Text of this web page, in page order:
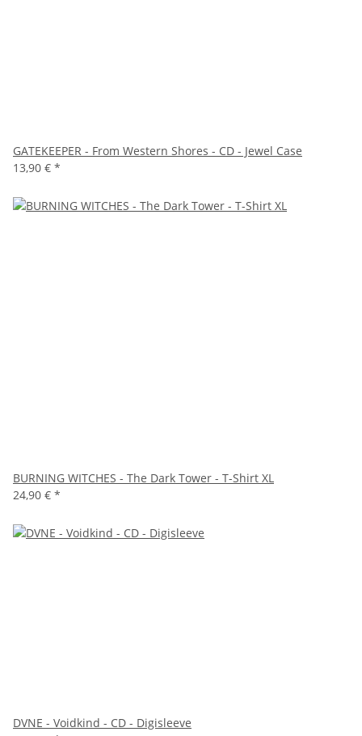
GATEKEEPER - From Western Shores - CD - Jewel Case
13,90 € *
BURNING WITCHES - The Dark Tower - T-Shirt XL
24,90 € *
DVNE - Voidkind - CD - Digisleeve